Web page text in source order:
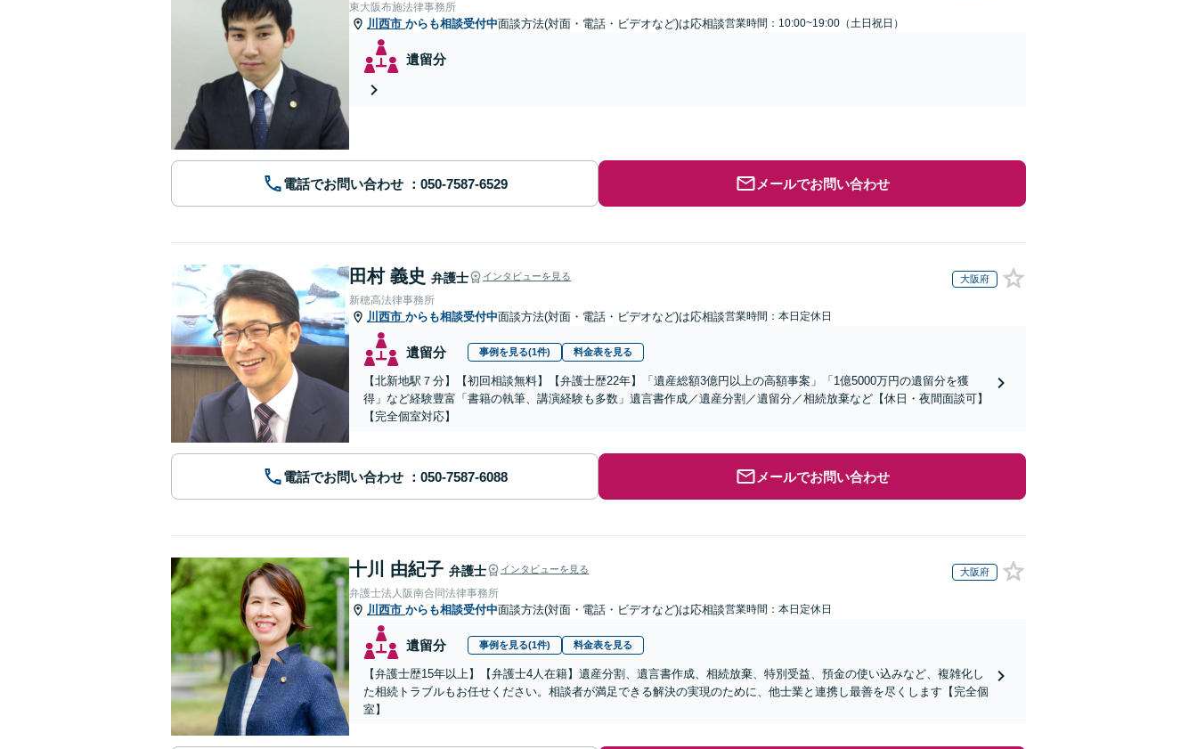
東大阪布施法律事務所
川西市 からも相談受付中面談方法(対面・電話・ビデオなど)は応相談営業時間：10:00~19:00（土日祝日）
遺留分
電話でお問い合わせ メールでお問い合わせ
田村 義史 弁護士 インタビューを見る 大阪府
新穂高法律事務所
川西市 からも相談受付中面談方法(対面・電話・ビデオなど)は応相談営業時間：本日定休日
遺留分 事例を見る(1件) 料金表を見る
【北新地駅７分】【初回相談無料】【弁護士歴22年】「遺産総額3億円以上の高額事案」「1億5000万円の遺留分を獲
得」など経験豊富「書籍の執筆、講演経験も多数」遺言書作成／遺産分割／遺留分／相続放棄など【休日・夜間面談可】
【完全個室対応】
電話でお問い合わせ メールでお問い合わせ
十川 由紀子 弁護士 インタビューを見る 大阪府
弁護士法人阪南合同法律事務所
川西市 からも相談受付中面談方法(対面・電話・ビデオなど)は応相談営業時間：本日定休日
遺留分 事例を見る(1件) 料金表を見る
【弁護士歴15年以上】【弁護士4人在籍】遺産分割、遺言書作成、相続放棄、特別受益、預金の使い込みなど、複雑化し
た相続トラブルもお任せください。相談者が満足できる解決の実現のために、他士業と連携し最善を尽くします【完全個
室】